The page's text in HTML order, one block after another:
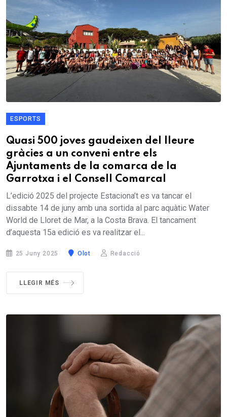
ESPORTS
Quasi 500 joves gaudeixen del lleure
gràcies a un conveni entre els
Ajuntaments de la comarca de la
Garrotxa i el Consell Comarcal
L’edició 2025 del projecte Estaciona’t es va tancar el
dissabte 14 de juny amb una sortida al parc aquàtic Water
World de Lloret de Mar, a la Costa Brava. El tancament
d’aquesta 15a edició es va realitzar el...
25 Juny 2025 Olot Redacció
LLEGIR MÉS